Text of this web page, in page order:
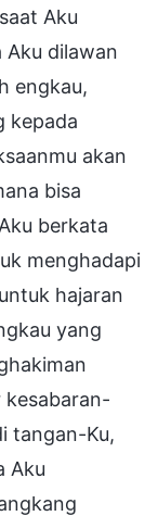
Aku
Aku dilawan
engkau,
kepada
akan
bisa
berkata
menghadapi
hajaran
yang
kesabaran-
tangan-Ku,
Aku